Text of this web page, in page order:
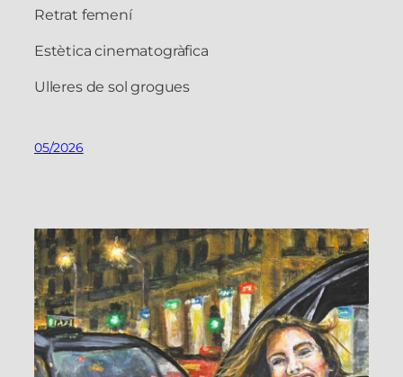
Retrat femení
Estètica cinematogràfica
Ulleres de sol grogues
05/2026